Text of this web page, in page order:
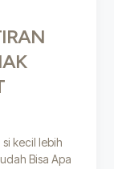
kecil lebih
Bisa Apa